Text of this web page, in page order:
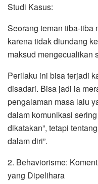
Studi Kasus:
Seorang teman tiba-tiba
karena tidak diundang
maksud mengecualikan
Perilaku ini bisa terjadi
disadari. Bisa jadi ia
pengalaman masa lalu
dalam komunikasi
dikatakan”, tetapi
dalam diri”.
2. Behaviorisme:
yang Dipelihara